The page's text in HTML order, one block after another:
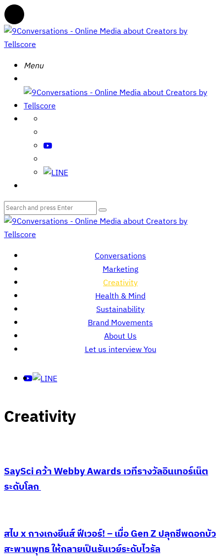
Menu
9Conversations
-
Media
about
Creators
Tellscore
Menu
Search
for:
Search
9Conversations
-
Media
about
Creators
Tellscore
Conversations
Marketing
Creativity
Health & Mind
Sustainability
Brand Movements
About Us
Let us interview You
Creativity
SaySci คว้า Webby Awards เวทีรางวัลอินเทอร์เน็ต
ระดับโลก
สไบ x กางเกงยีนส์ ฟีเวอร์! – เมื่อ Gen Z ปลุกชีพดอกบัว
สะพานพุทธ ให้กลายเป็นรันเวย์ระดับไวรัล